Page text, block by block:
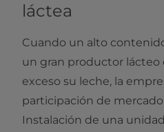
láctea
Cuando un alto
un gran productor lácteo
exceso su leche, la
participación de
Instalación de una